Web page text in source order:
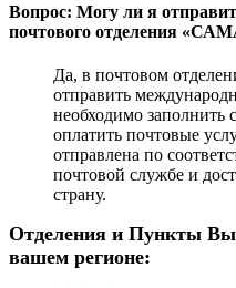
Вопрос: Могу ли я
почтового отделения
Да, в почтовом
отправить
необходимо
оплатить почтовые
отправлена по
почтовой службе и
страну.
Отделения и Пункты
вашем регионе: